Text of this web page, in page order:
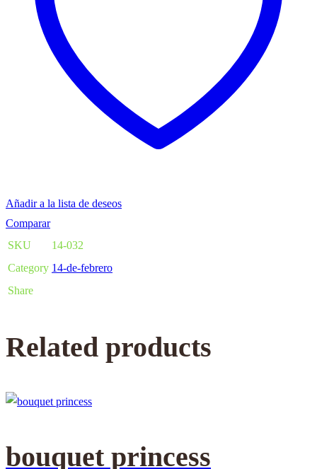
Añadir a la lista de deseos
Comparar
SKU
14-032
Category 14-de-febrero
Share
Related products
bouquet princess